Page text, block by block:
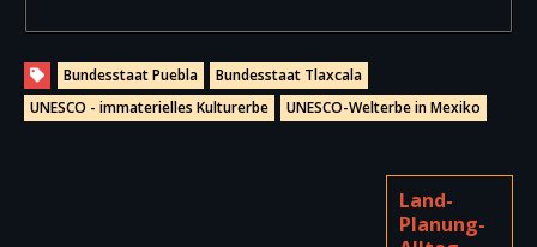
Bundesstaat Puebla
Bundesstaat Tlaxcala
UNESCO - immaterielles Kulturerbe
UNESCO-Welterbe in Mexiko
Land-
Planung-